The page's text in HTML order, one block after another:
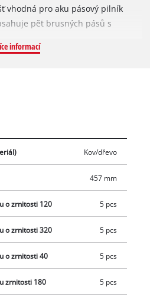
vhodná pro aku pásový pilník
pět brusných pásů s
za nový pás ze sady
informací
Kov/dřevo
457 mm
o zrnitosti 120 5 pcs
o zrnitosti 320 5 pcs
o zrnitosti 40 5 pcs
zrnitosti 180 5 pcs